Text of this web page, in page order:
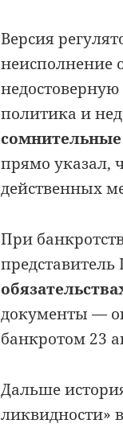
Версия
неисполнение
политика и
прямо указал,
действенных
При
документы —
банкротом 23
Дальше
ликвидности»